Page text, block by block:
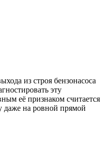
из строя бензонасоса
эту
её признаком считается
даже на ровной прямой